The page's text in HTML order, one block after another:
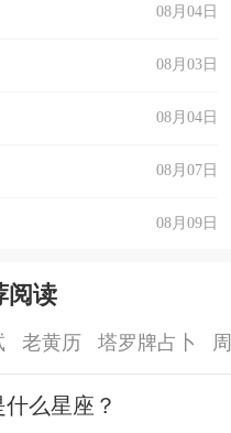
08月04日
08月03日
08月04日
08月07日
08月09日
阅读
老黄历 塔罗牌占卜
么星座？